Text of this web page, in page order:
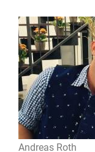
Andreas Roth